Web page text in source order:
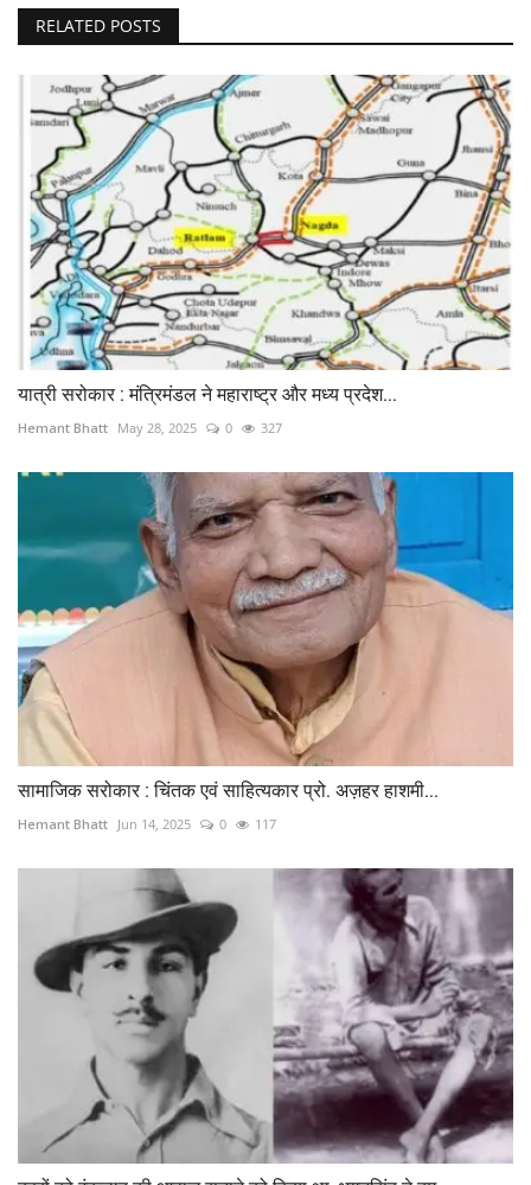
RELATED POSTS
यात्री सरोकार : मंत्रिमंडल ने महाराष्ट्र और मध्य प्रदेश...
Hemant Bhatt May 28, 2025 0 327
सामाजिक सरोकार : चिंतक एवं साहित्यकार प्रो. अज़हर हाशमी...
Hemant Bhatt Jun 14, 2025 0 117